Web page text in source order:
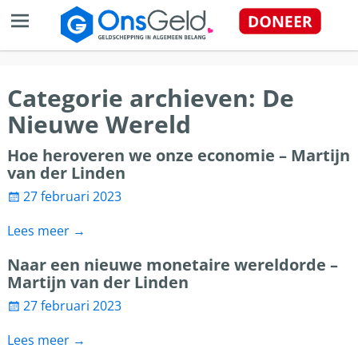
Categorie archieven: De
Nieuwe Wereld
Hoe heroveren we onze economie – Martijn
van der Linden
27 februari 2023
Lees meer →
Naar een nieuwe monetaire wereldorde –
Martijn van der Linden
27 februari 2023
Lees meer →